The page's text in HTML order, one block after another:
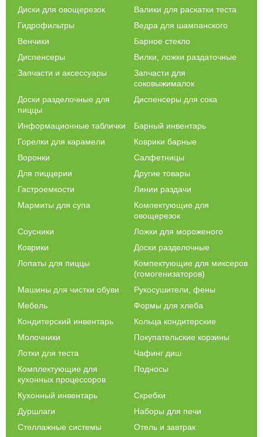
Диски для овощерезок
Валики для раскатки теста
Гидрофильтры
Ведра для шампанского
Венчики
Барное стекло
Диспенсеры
Вилки, ложки раздаточные
Запчасти и аксессуары
Запчасти для
соковыжималок
Доски разделочные для
пиццы
Диспенсеры для сока
Информационные таблички
Барный инвентарь
Горелки для карамели
Коврики барные
Воронки
Салфетницы
Для пиццерии
Другие товары
Гастроемкости
Линии раздачи
Мармиты для супа
Компектующие для
овощерезок
Соусники
Ложки для мороженого
Коврики
Доски разделочные
Лопаты для пиццы
Компектующие для миксеров
(гомогенизаторов)
Машины для чистки обуви
Рукосушители, фены
Мебель
Формы для хлеба
Кондитерский инвентарь
Кольца кондитерские
Молочники
Покупательские корзины
Лотки для теста
Чафинг диш
Комплектующие для
кухонных процессоров
Подносы
Кухонный инвентарь
Скребки
Дуршлаги
Наборы для печи
Стеллажные системы
Отель и завтрак